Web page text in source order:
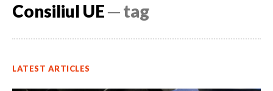
Consiliul UE─ tag
LATEST ARTICLES